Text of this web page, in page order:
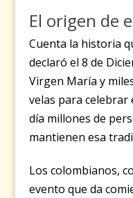
El origen de
Cuenta la historia
declaró el 8 de
Virgen María y
velas para celebrar
día millones de
mantienen esa
Los colombianos,
evento que da